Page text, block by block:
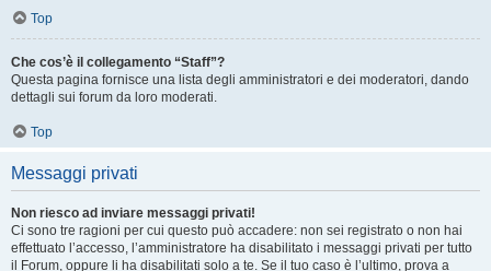
Top
Che cos’è il collegamento “Staff”?
Questa pagina fornisce una lista degli amministratori e dei moderatori, dando
dettagli sui forum da loro moderati.
Top
Messaggi privati
Non riesco ad inviare messaggi privati!
Ci sono tre ragioni per cui questo può accadere: non sei registrato o non hai
effettuato l’accesso, l’amministratore ha disabilitato i messaggi privati per tutto
il Forum, oppure li ha disabilitati solo a te. Se il tuo caso è l’ultimo, prova a